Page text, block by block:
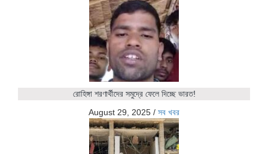
রোহিঙ্গা শরণার্থীদের সমুদ্রে ফেলে দিচ্ছে ভারত!
August 29, 2025 / সব খবর